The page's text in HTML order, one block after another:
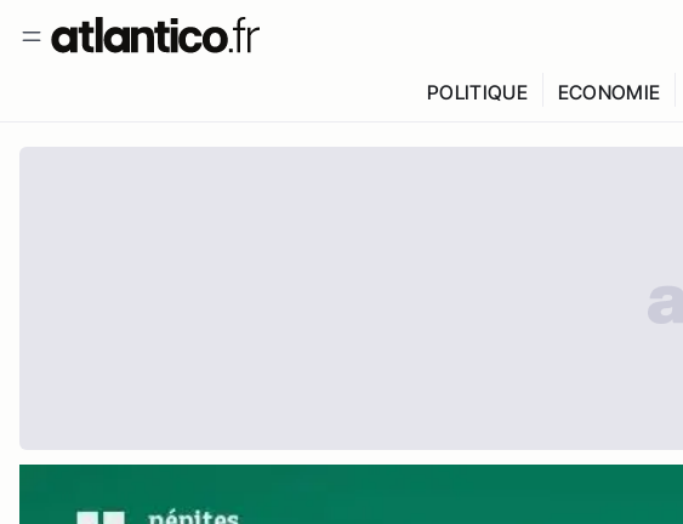
POLITIQUE ECONOMIE